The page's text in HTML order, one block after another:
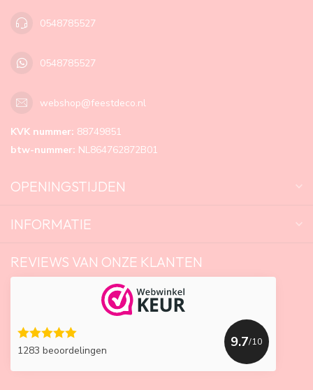
0548785527
0548785527
webshop@feestdeco.nl
KVK nummer: 88749851
btw-nummer: NL864762872B01
OPENINGSTIJDEN
INFORMATIE
REVIEWS VAN ONZE KLANTEN
1283 beoordelingen
9.7/10